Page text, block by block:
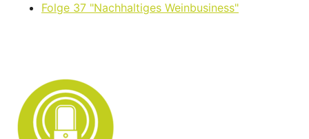
Folge 37 "Nachhaltiges Weinbusiness"